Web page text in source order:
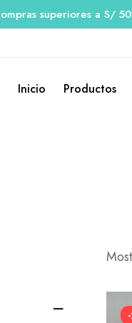
superiores a S/ 50
Inicio Productos